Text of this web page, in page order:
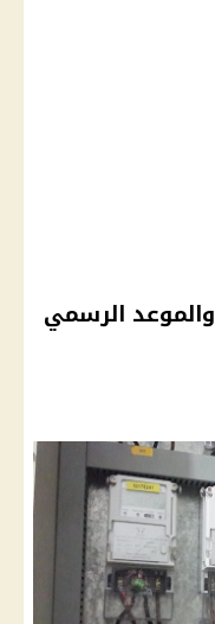
أسعار شرائح الكهرباء 2024 والموعد الرسمي